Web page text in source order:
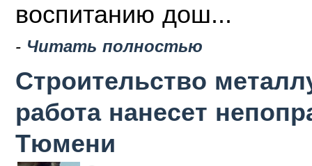
воспитанию дош...
- Читать полностью
Строительство
работа нанесет
Тюмени